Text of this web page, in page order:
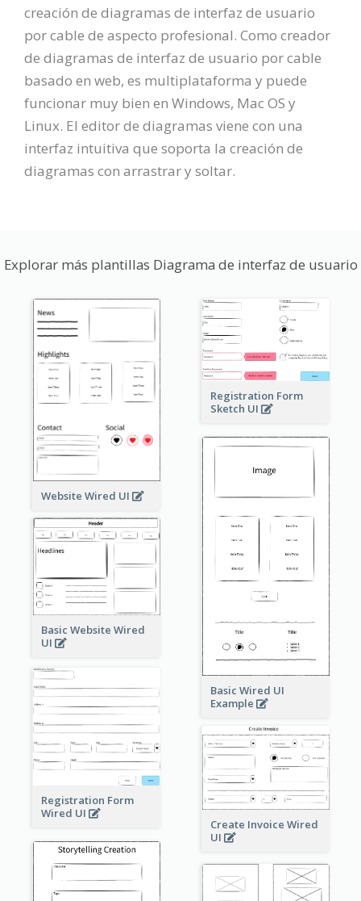
creación de diagramas de interfaz de usuario
por cable de aspecto profesional. Como creador
de diagramas de interfaz de usuario por cable
basado en web, es multiplataforma y puede
funcionar muy bien en Windows, Mac OS y
Linux. El editor de diagramas viene con una
interfaz intuitiva que soporta la creación de
diagramas con arrastrar y soltar.
Explorar más plantillas Diagrama de interfaz de usuario
Website Wired UI
Registration Form
Sketch UI
Basic Wired UI
Example
Basic Website Wired
UI
Registration Form
Wired UI
Create Invoice Wired
UI